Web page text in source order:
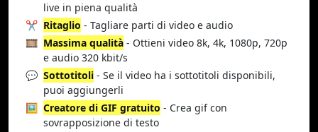
live in piena qualità
✂️ Ritaglio - Tagliare parti di video e audio
🎞️ Massima qualità - Ottieni video 8k, 4k, 1080p, 720p
e audio 320 kbit/s
💬 Sottotitoli - Se il video ha i sottotitoli disponibili,
puoi aggiungerli
🖼️ Creatore di GIF gratuito - Crea gif con
sovrapposizione di testo